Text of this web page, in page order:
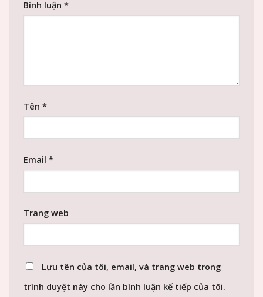
Bình luận *
Tên *
Email *
Trang web
Lưu tên của tôi, email, và trang web trong
trình duyệt này cho lần bình luận kế tiếp của tôi.